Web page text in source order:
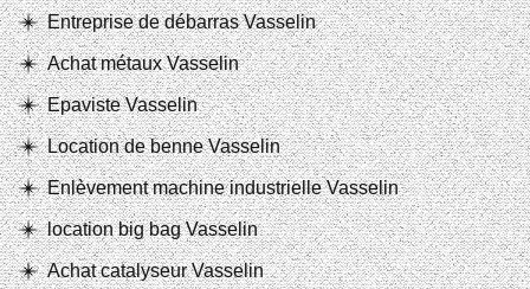
Entreprise de débarras Vasselin
Achat métaux Vasselin
Epaviste Vasselin
Location de benne Vasselin
Enlèvement machine industrielle Vasselin
location big bag Vasselin
Achat catalyseur Vasselin